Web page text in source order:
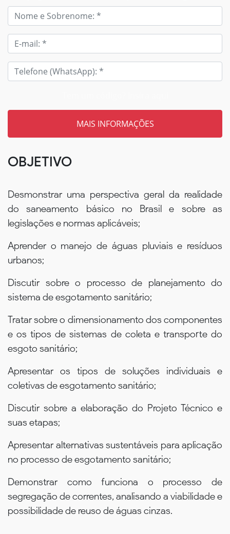
OBJETIVO
Desmonstrar uma perspectiva geral da realidade
do saneamento básico no Brasil e sobre as
legislações e normas aplicáveis;
Aprender o manejo de águas pluviais e resíduos
urbanos;
Discutir sobre o processo de planejamento do
sistema de esgotamento sanitário;
Tratar sobre o dimensionamento dos componentes
e os tipos de sistemas de coleta e transporte do
esgoto sanitário;
Apresentar os tipos de soluções individuais e
coletivas de esgotamento sanitário;
Discutir sobre a elaboração do Projeto Técnico e
suas etapas;
Apresentar alternativas sustentáveis para aplicação
no processo de esgotamento sanitário;
Demonstrar como funciona o processo de
segregação de correntes, analisando a viabilidade e
possibilidade de reuso de águas cinzas.